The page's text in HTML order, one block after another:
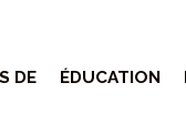
DE ÉDUCATION